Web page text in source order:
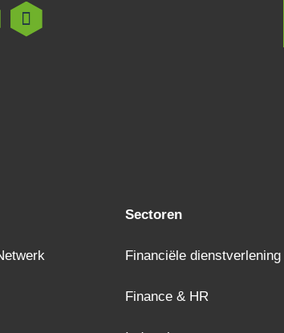
Sectoren
Financiële dienstverlening
Finance & HR